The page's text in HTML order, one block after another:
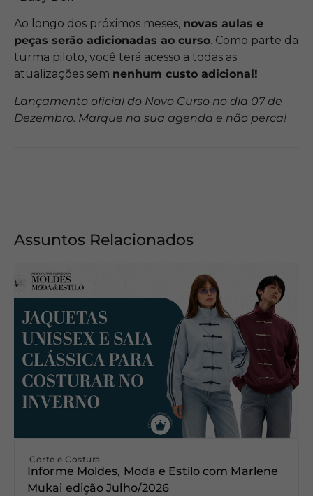
Ao longo dos próximos meses, novas aulas e
peças serão adicionadas ao curso. Como parte da
turma piloto, você terá acesso a todas as
atualizações sem nenhum custo adicional!
Lançamento oficial do Novo Curso no dia 07 de
Dezembro. Marque na sua agenda e não perca!
Assuntos Relacionados
Corte e Costura
Informe Moldes, Moda e Estilo com Marlene
Mukai edição Julho/2026